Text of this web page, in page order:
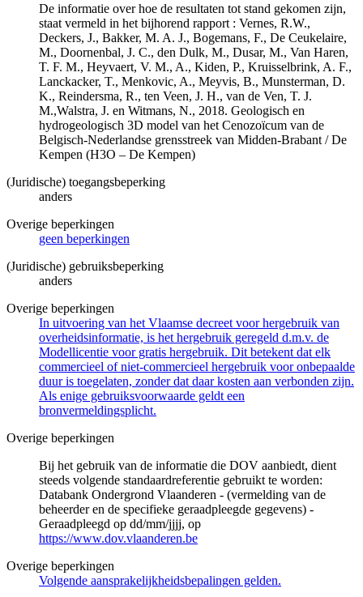
De informatie over hoe de resultaten tot stand gekomen zijn,
staat vermeld in het bijhorend rapport : Vernes, R.W.,
Deckers, J., Bakker, M. A. J., Bogemans, F., De Ceukelaire,
M., Doornenbal, J. C., den Dulk, M., Dusar, M., Van Haren,
T. F. M., Heyvaert, V. M., A., Kiden, P., Kruisselbrink, A. F.,
Lanckacker, T., Menkovic, A., Meyvis, B., Munsterman, D.
K., Reindersma, R., ten Veen, J. H., van de Ven, T. J.
M.,Walstra, J. en Witmans, N., 2018. Geologisch en
hydrogeologisch 3D model van het Cenozoïcum van de
Belgisch-Nederlandse grensstreek van Midden-Brabant / De
Kempen (H3O – De Kempen)
(Juridische) toegangsbeperking
anders
Overige beperkingen
geen beperkingen
(Juridische) gebruiksbeperking
anders
Overige beperkingen
In uitvoering van het Vlaamse decreet voor hergebruik van
overheidsinformatie, is het hergebruik geregeld d.m.v. de
Modellicentie voor gratis hergebruik. Dit betekent dat elk
commercieel of niet-commercieel hergebruik voor onbepaalde
duur is toegelaten, zonder dat daar kosten aan verbonden zijn.
Als enige gebruiksvoorwaarde geldt een
bronvermeldingsplicht.
Overige beperkingen
Bij het gebruik van de informatie die DOV aanbiedt, dient
steeds volgende standaardreferentie gebruikt te worden:
Databank Ondergrond Vlaanderen - (vermelding van de
beheerder en de specifieke geraadpleegde gegevens) -
Geraadpleegd op dd/mm/jjjj, op
https://www.dov.vlaanderen.be
Overige beperkingen
Volgende aansprakelijkheidsbepalingen gelden.